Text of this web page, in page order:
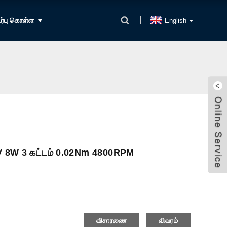
கொள்ள English
3 கட்டம் 0.02Nm 4800RPM
விசாரணை விவரம்